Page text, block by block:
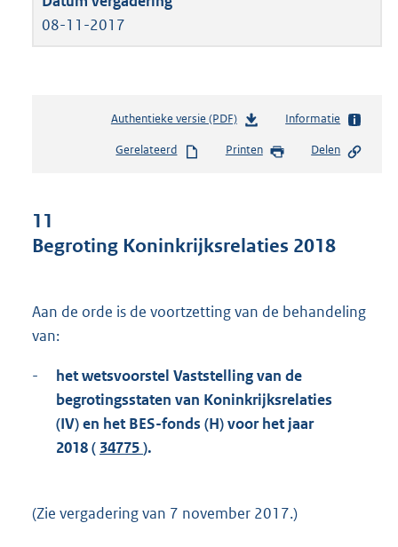
08-11-2017
Authentieke versie (PDF)b
s
s
e
:
Informatie
Gerelateerd Printen Delen
11
Begroting Koninkrijksrelaties 2018
Aan de orde is de voortzetting van de behandeling
van:
-
het wetsvoorstel Vaststelling van de
begrotingsstaten van Koninkrijksrelaties
(IV) en het BES-fonds (H) voor het jaar
2018 ( 34775).
(Zie vergadering van 7 november 2017.)